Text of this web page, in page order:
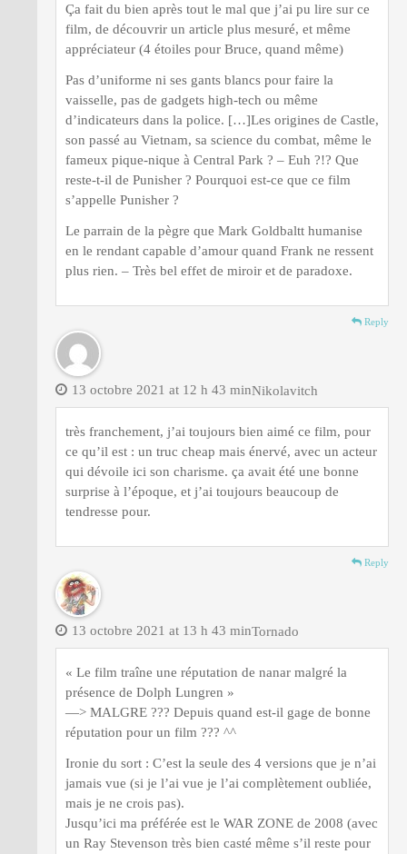
Ça fait du bien après tout le mal que j’ai pu lire sur ce
film, de découvrir un article plus mesuré, et même
appréciateur (4 étoiles pour Bruce, quand même)
Pas d’uniforme ni ses gants blancs pour faire la
vaisselle, pas de gadgets high-tech ou même
d’indicateurs dans la police. […]Les origines de Castle,
son passé au Vietnam, sa science du combat, même le
fameux pique-nique à Central Park ? – Euh ?!? Que
reste-t-il de Punisher ? Pourquoi est-ce que ce film
s’appelle Punisher ?
Le parrain de la pègre que Mark Goldbaltt humanise
en le rendant capable d’amour quand Frank ne ressent
plus rien. – Très bel effet de miroir et de paradoxe.
Reply
Nikolavitch
13 octobre 2021 at 12 h 43 min
très franchement, j’ai toujours bien aimé ce film, pour
ce qu’il est : un truc cheap mais énervé, avec un acteur
qui dévoile ici son charisme. ça avait été une bonne
surprise à l’époque, et j’ai toujours beaucoup de
tendresse pour.
Reply
Tornado
13 octobre 2021 at 13 h 43 min
« Le film traîne une réputation de nanar malgré la
présence de Dolph Lungren »
—> MALGRE ??? Depuis quand est-il gage de bonne
réputation pour un film ??? ^^
Ironie du sort : C’est la seule des 4 versions que je n’ai
jamais vue (si je l’ai vue je l’ai complètement oubliée,
mais je ne crois pas).
Jusqu’ici ma préférée est le WAR ZONE de 2008 (avec
un Ray Stevenson très bien casté même s’il reste pour